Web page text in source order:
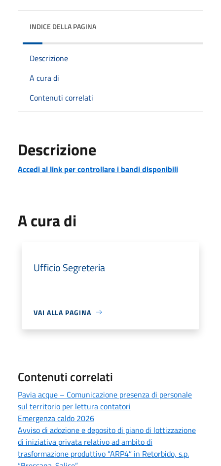
INDICE DELLA PAGINA
Descrizione
A cura di
Contenuti correlati
Descrizione
Accedi al link per controllare i bandi disponibili
A cura di
Ufficio Segreteria
VAI ALLA PAGINA
Contenuti correlati
Pavia acque – Comunicazione presenza di personale
sul territorio per lettura contatori
Emergenza caldo 2026
Avviso di adozione e deposito di piano di lottizzazione
di iniziativa privata relativo ad ambito di
trasformazione produttivo “ARP4” in Retorbido, s.p.